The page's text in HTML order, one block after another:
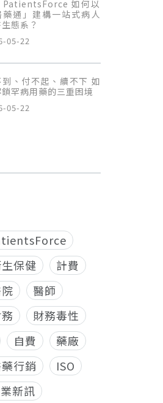
PatientsForce 如何以
藥通」建構一站式病人
態系？
05-22
到、付不起、續不下 如
罕病用藥的三重困境
05-22
保健
計費
醫師
財務毒性
自費
藥廠
行銷
ISO
新訊